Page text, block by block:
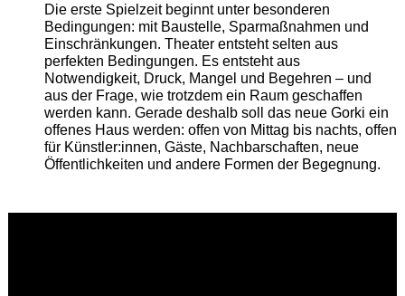
Die erste Spielzeit beginnt unter besonderen
Bedingungen: mit Baustelle, Sparmaßnahmen und
Einschränkungen. Theater entsteht selten aus
perfekten Bedingungen. Es entsteht aus
Notwendigkeit, Druck, Mangel und Begehren – und
aus der Frage, wie trotzdem ein Raum geschaffen
werden kann. Gerade deshalb soll das neue Gorki ein
offenes Haus werden: offen von Mittag bis nachts, offen
für Künstler:innen, Gäste, Nachbarschaften, neue
Öffentlichkeiten und andere Formen der Begegnung.